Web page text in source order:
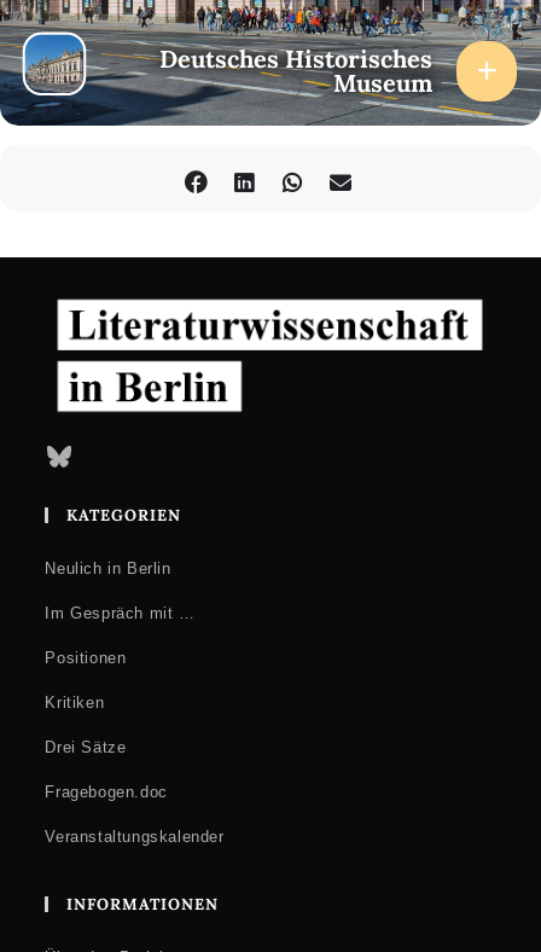
Deutsches Historisches
Museum
Bluesky
KATEGORIEN
Neulich in Berlin
Im Gespräch mit …
Positionen
Kritiken
Drei Sätze
Fragebogen.doc
Veranstaltungskalender
INFORMATIONEN